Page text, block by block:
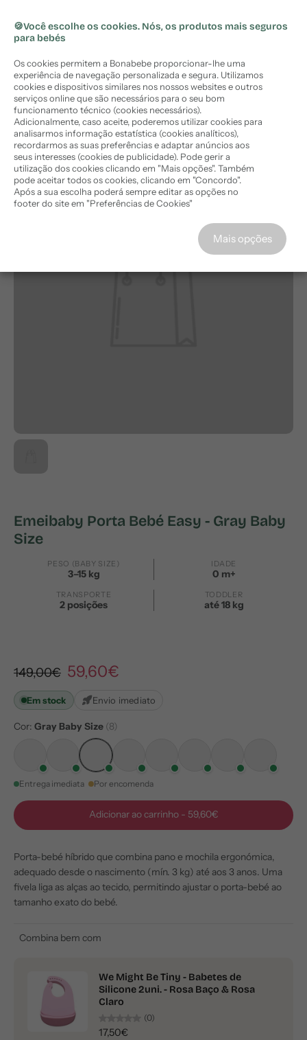
Continental)
Início › Emeibaby Porta Bebé Easy - Gray Baby Size
Emeibaby Porta Bebé Easy - Gray Baby
Size
PESO (BABY SIZE)
3–15 kg
IDADE
0 m+
TRANSPORTE
2 posições
TODDLER
até 18 kg
149,00€ 59,60€
Em stock Envio imediato
Cor: Gray Baby Size (8)
Entrega imediata Por encomenda
Adicionar ao carrinho - 59,60€
Porta-bebé híbrido que combina pano e mochila ergonómica,
adequado desde o nascimento (mín. 3 kg) até aos 3 anos. Uma
fivela liga as alças ao tecido, permitindo ajustar o porta-bebé ao
tamanho exato do bebé.
Combina bem com
We Might Be Tiny - Babetes de
Silicone 2uni. - Rosa Baço & Rosa
Claro
(0)
17,50€
descontona sua compra
🍪Você escolhe os cookies. Nós, os produtos mais seguros
para bebés
Os cookies permitem a Bonabebe proporcionar-lhe uma
experiência de navegação personalizada e segura. Utilizamos
cookies e dispositivos similares nos nossos websites e outros
serviços online que são necessários para o seu bom
funcionamento técnico (cookies necessários).
Adicionalmente, caso aceite, poderemos utilizar cookies para
analisarmos informação estatística (cookies analíticos),
recordarmos as suas preferências e adaptar anúncios aos
seus interesses (cookies de publicidade). Pode gerir a
utilização dos cookies clicando em "Mais opções". Também
pode aceitar todos os cookies, clicando em "Concordo".
Após a sua escolha poderá sempre editar as opções no
footer do site em "Preferências de Cookies"
Mais opções